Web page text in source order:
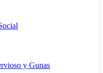
y Gunas